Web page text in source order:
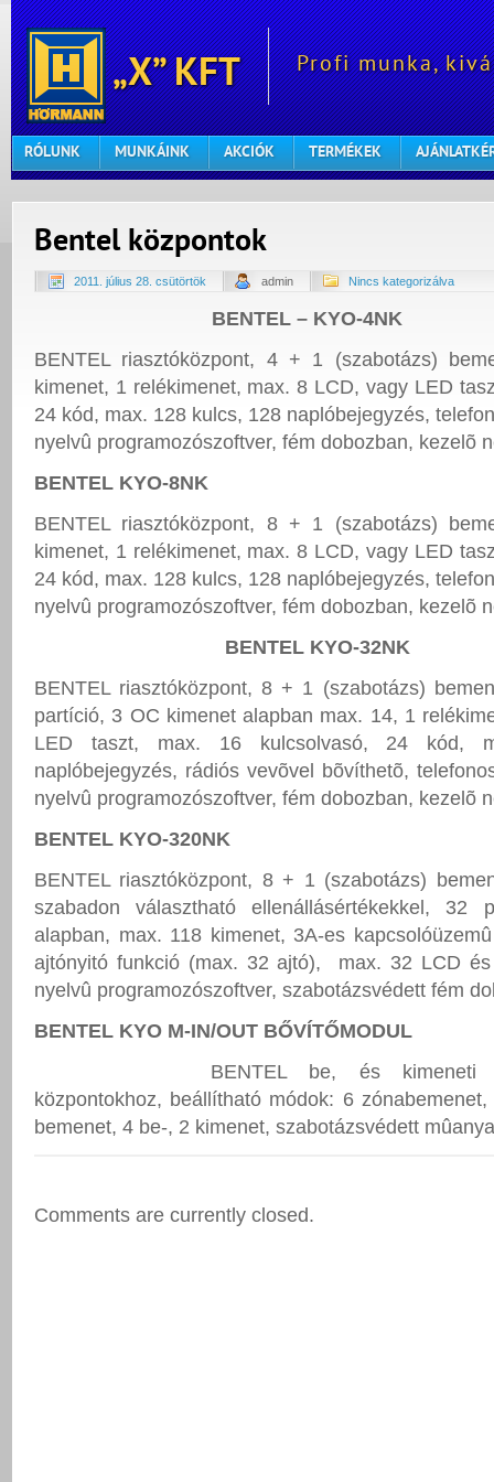
„X” KFT Profi munka,
RÓLUNK MUNKÁINK AKCIÓK TERMÉKEK
Bentel központok
2011. július 28. csütörtök admin Nincs kategorizálva
BENTEL – KYO-4NK
BENTEL riasztóközpont, 4 + 1 (szabotázs)
kimenet, 1 relékimenet, max. 8 LCD, vagy LED
24 kód, max. 128 kulcs, 128 naplóbejegyzés,
nyelvû programozószoftver, fém dobozban, kezelõ
BENTEL KYO-8NK
BENTEL riasztóközpont, 8 + 1 (szabotázs)
kimenet, 1 relékimenet, max. 8 LCD, vagy LED
24 kód, max. 128 kulcs, 128 naplóbejegyzés,
nyelvû programozószoftver, fém dobozban, kezelõ
BENTEL KYO-32NK
BENTEL riasztóközpont, 8 + 1 (szabotázs)
partíció, 3 OC kimenet alapban max. 14, 1
LED taszt, max. 16 kulcsolvasó, 24 kód,
naplóbejegyzés, rádiós vevõvel bõvíthetõ,
nyelvû programozószoftver, fém dobozban, kezelõ
BENTEL KYO-320NK
BENTEL riasztóközpont, 8 + 1 (szabotázs)
szabadon választható ellenállásértékekkel, 32
alapban, max. 118 kimenet, 3A-es
ajtónyitó funkció (max. 32 ajtó), max. 32 LCD
nyelvû programozószoftver, szabotázsvédett fém
BENTEL KYO M-IN/OUT BŐVÍTŐMODUL
BENTEL be, és kimeneti
központokhoz, beállítható módok: 6
bemenet, 4 be-, 2 kimenet, szabotázsvédett
Comments are currently closed.